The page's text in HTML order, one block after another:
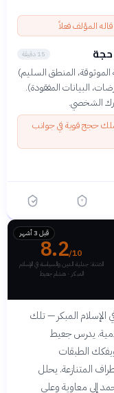
المؤلف فعلاً
15 دقيقة
الموثوقة، المنطق السليم)
البيانات المفقودة).
الشخصي.
حجج قوية في جوانب
قبل 3 أشهر
8.2/10
الفتنة: جدلية الدين والسياسة في الإسلام
المبكر · هشام جعيط
الإسلام المبكر — تلك
يدرس جعيط
الطبقات
المتنازعة. يحلل
إلى معاوية وعلي